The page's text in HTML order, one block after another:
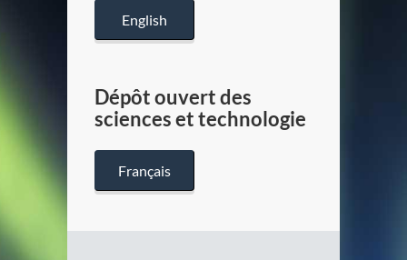
English
Dépôt ouvert des
sciences et technologie
Français